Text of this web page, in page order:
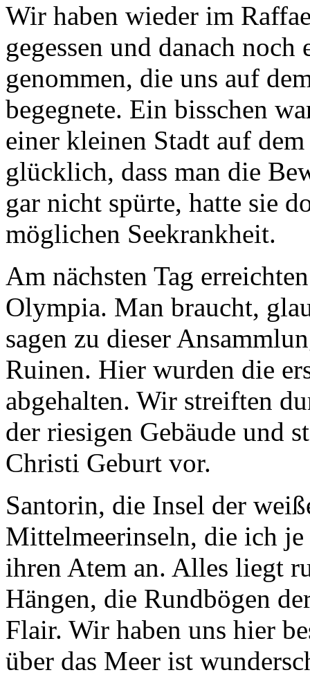
Wir haben wieder im
gegessen und danach
genommen, die uns auf
begegnete. Ein bisschen
einer kleinen Stadt auf
glücklich, dass man die
gar nicht spürte, hatte sie
möglichen Seekrankheit.
Am nächsten Tag
Olympia. Man braucht,
sagen zu dieser
Ruinen. Hier wurden die
abgehalten. Wir streiften
der riesigen Gebäude und
Christi Geburt vor.
Santorin, die Insel der
Mittelmeerinseln, die ich
ihren Atem an. Alles liegt
Hängen, die Rundbögen
Flair. Wir haben uns hier
über das Meer ist